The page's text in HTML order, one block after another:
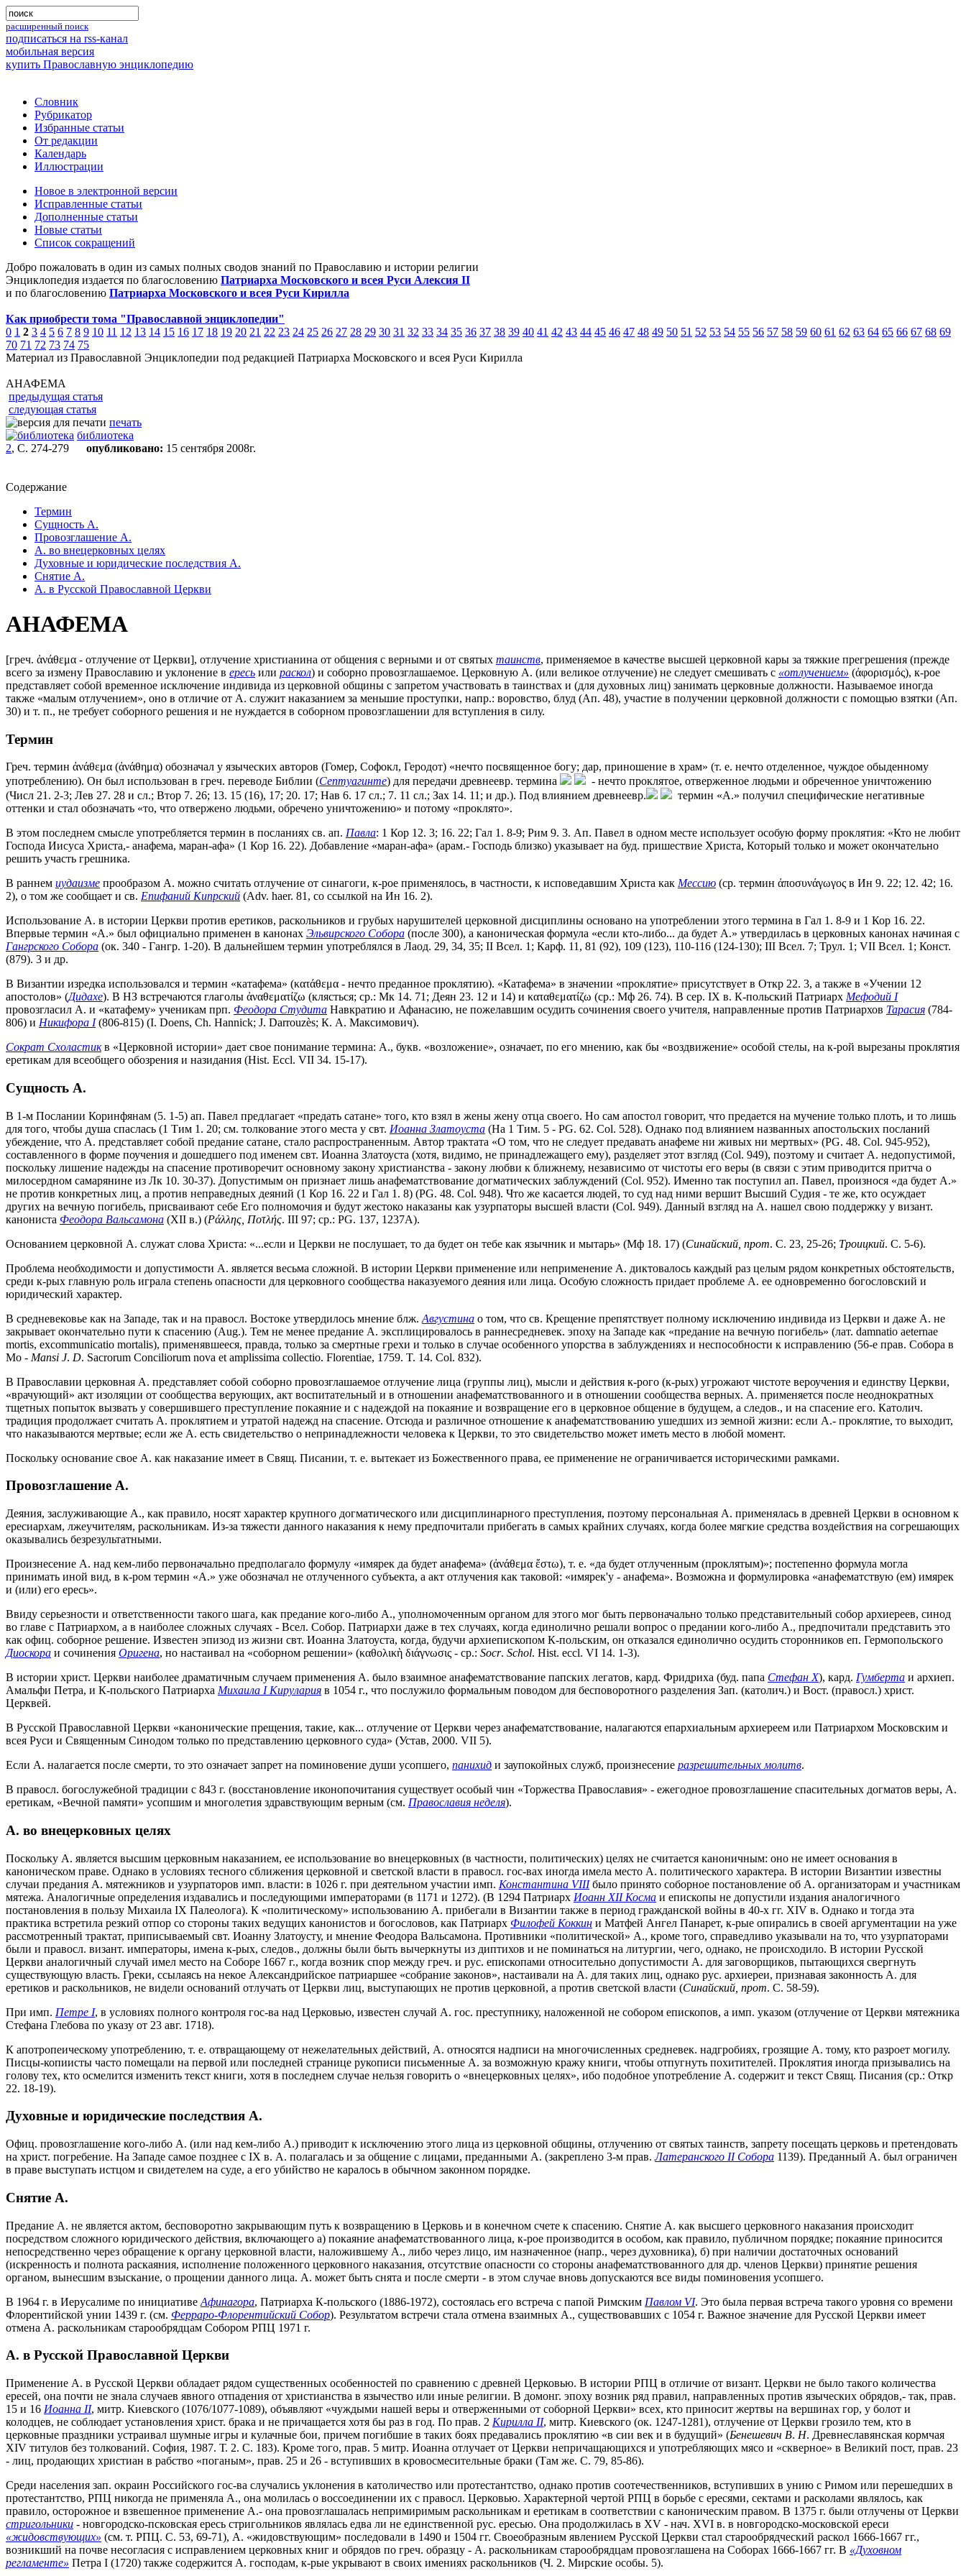
расширенный поиск
подписаться на rss-канал
мобильная версия
купить Православную энциклопедию
Словник
Рубрикатор
Избранные статьи
От редакции
Календарь
Иллюстрации
Новое в электронной версии
Исправленные статьи
Дополненные статьи
Новые статьи
Список сокращений
Добро пожаловать в один из самых полных сводов знаний по Православию и истории религии
Энциклопедия издается по благословению Патриарха Московского и всея Руси Алексия II
и по благословению Патриарха Московского и всея Руси Кирилла
Как приобрести тома "Православной энциклопедии"
0 1 2 3 4 5 6 7 8 9 10 11 12 13 14 15 16 17 18 19 20 21 22 23 24 25 26 27 28 29 30 31 32 33 34 35 36 37 38 39 40 41 42 43 44 45 46 47 48 49 50 51 52 53 54 55 56 57 58 59 60 61 62 63 64 65 66 67 68 69
70 71 72 73 74 75
Материал из Православной Энциклопедии под редакцией Патриарха Московского и всея Руси Кирилла
АНАФЕМА
предыдущая статья
следующая статья
печать
библиотека
2, С. 274-279 опубликовано: 15 сентября 2008г.
Содержание
Термин
Сущность А.
Провозглашение А.
А. во внецерковных целях
Духовные и юридические последствия А.
Снятие А.
А. в Русской Православной Церкви
АНАФЕМА
[греч. ἀνάθεμα - отлучение от Церкви], отлучение христианина от общения с верными и от святых таинств, применяемое в качестве высшей церковной кары за тяжкие прегрешения (прежде
всего за измену Православию и уклонение в ересь или раскол) и соборно провозглашаемое. Церковную А. (или великое отлучение) не следует смешивать с «отлучением» (ἀφορισμός), к-рое
представляет собой временное исключение индивида из церковной общины с запретом участвовать в таинствах и (для духовных лиц) занимать церковные должности. Называемое иногда
также «малым отлучением», оно в отличие от А. служит наказанием за меньшие проступки, напр.: воровство, блуд (Ап. 48), участие в получении церковной должности с помощью взятки (Ап.
30) и т. п., не требует соборного решения и не нуждается в соборном провозглашении для вступления в силу.
Термин
Греч. термин ἀνάθεμα (ἀνάθημα) обозначал у языческих авторов (Гомер, Софокл, Геродот) «нечто посвященное богу; дар, приношение в храм» (т. е. нечто отделенное, чуждое обыденному
употреблению). Он был использован в греч. переводе Библии (Септуагинте) для передачи древнеевр. термина
- нечто проклятое, отверженное людьми и обреченное уничтожению
(Числ 21. 2-3; Лев 27. 28 и сл.; Втор 7. 26; 13. 15 (16), 17; 20. 17; Нав 6. 17 сл.; 7. 11 сл.; Зах 14. 11; и др.). Под влиянием древнеевр.
термин «А.» получил специфические негативные
оттенки и стал обозначать «то, что отвержено людьми, обречено уничтожению» и потому «проклято».
В этом последнем смысле употребляется термин в посланиях св. ап. Павла: 1 Кор 12. 3; 16. 22; Гал 1. 8-9; Рим 9. 3. Ап. Павел в одном месте использует особую форму проклятия: «Кто не любит
Господа Иисуса Христа,- анафема, маран-афа» (1 Кор 16. 22). Добавление «маран-афа» (арам.- Господь близко) указывает на буд. пришествие Христа, Который только и может окончательно
решить участь грешника.
В раннем иудаизме прообразом А. можно считать отлучение от синагоги, к-рое применялось, в частности, к исповедавшим Христа как Мессию (ср. термин ἀποσυνάγωγος в Ин 9. 22; 12. 42; 16.
2), о том же сообщает и св. Епифаний Кипрский (Adv. haer. 81, со ссылкой на Ин 16. 2).
Использование А. в истории Церкви против еретиков, раскольников и грубых нарушителей церковной дисциплины основано на употреблении этого термина в Гал 1. 8-9 и 1 Кор 16. 22.
Впервые термин «А.» был официально применен в канонах Эльвирского Собора (после 300), а каноническая формула «если кто-либо... да будет А.» утвердилась в церковных канонах начиная с
Гангрского Собора (ок. 340 - Гангр. 1-20). В дальнейшем термин употреблялся в Лаод. 29, 34, 35; II Всел. 1; Карф. 11, 81 (92), 109 (123), 110-116 (124-130); III Всел. 7; Трул. 1; VII Всел. 1; Конст.
(879). 3 и др.
В Византии изредка использовался и термин «катафема» (κατάθεμα - нечто преданное проклятию). «Катафема» в значении «проклятие» присутствует в Откр 22. 3, а также в «Учении 12
апостолов» (Дидахе). В НЗ встречаются глаголы ἀναθεματίζω (клясться; ср.: Мк 14. 71; Деян 23. 12 и 14) и καταθεματίζω (ср.: Мф 26. 74). В сер. IX в. К-польский Патриарх Мефодий I
провозгласил А. и «катафему» ученикам прп. Феодора Студита Навкратию и Афанасию, не пожелавшим осудить сочинения своего учителя, направленные против Патриархов Тарасия (784-
806) и Никифора I(806-815) (I. Doens, Ch. Hannick; J. Darrouzès; К. А. Максимович).
Сократ Схоластикв «Церковной истории» дает свое понимание термина: А., букв. «возложение», означает, по его мнению, как бы «воздвижение» особой стелы, на к-рой вырезаны проклятия
еретикам для всеобщего обозрения и назидания (Hist. Eccl. VII 34. 15-17).
Сущность А.
В 1-м Послании Коринфянам (5. 1-5) ап. Павел предлагает «предать сатане» того, кто взял в жены жену отца своего. Но сам апостол говорит, что предается на мучение только плоть, и то лишь
для того, чтобы душа спаслась (1 Тим 1. 20; см. толкование этого места у свт. Иоанна Златоуста (На 1 Тим. 5 - PG. 62. Col. 528). Однако под влиянием названных апостольских посланий
убеждение, что А. представляет собой предание сатане, стало распространенным. Автор трактата «О том, что не следует предавать анафеме ни живых ни мертвых» (PG. 48. Col. 945-952),
составленного в форме поучения и дошедшего под именем свт. Иоанна Златоуста (хотя, видимо, не принадлежащего ему), разделяет этот взгляд (Сol. 949), поэтому и считает А. недопустимой,
поскольку лишение надежды на спасение противоречит основному закону христианства - закону любви к ближнему, независимо от чистоты его веры (в связи с этим приводится притча о
милосердном самарянине из Лк 10. 30-37). Допустимым он признает лишь анафематствование догматических заблуждений (Сol. 952). Именно так поступил ап. Павел, произнося «да будет А.»
не против конкретных лиц, а против неправедных деяний (1 Кор 16. 22 и Гал 1. 8) (PG. 48. Сol. 948). Что же касается людей, то суд над ними вершит Высший Судия - те же, кто осуждает
других на вечную погибель, присваивают себе Его полномочия и будут жестоко наказаны как узурпаторы высшей власти (Сol. 949). Данный взгляд на А. нашел свою поддержку у визант.
канониста Феодора Вальсамона (XII в.) (Ράλλης Ποτλής. III 97; ср.: PG. 137, 1237A).
Основанием церковной А. служат слова Христа: «...если и Церкви не послушает, то да будет он тебе как язычник и мытарь» (Мф 18. 17) (Синайский, прот. С. 23, 25-26; Троицкий. С. 5-6).
Проблема необходимости и допустимости А. является весьма сложной. В истории Церкви применение или неприменение А. диктовалось каждый раз целым рядом конкретных обстоятельств,
среди к-рых главную роль играла степень опасности для церковного сообщества наказуемого деяния или лица. Особую сложность придает проблеме А. ее одновременно богословский и
юридический характер.
В средневековье как на Западе, так и на правосл. Востоке утвердилось мнение блж. Августина о том, что св. Крещение препятствует полному исключению индивида из Церкви и даже А. не
закрывает окончательно пути к спасению (Aug.). Тем не менее предание А. эксплицировалось в раннесредневек. эпоху на Западе как «предание на вечную погибель» (лат. damnatio aeternae
mortis, excommunicatio mortalis), применявшееся, правда, только за смертные грехи и только в случае особенного упорства в заблуждениях и неспособности к исправлению (56-е прав. Собора в
Мо - Mansi J. D. Sacrorum Conciliorum nova et amplissima collectio. Florentiae, 1759. T. 14. Col. 832).
В Православии церковная А. представляет собой соборно провозглашаемое отлучение лица (группы лиц), мысли и действия к-рого (к-рых) угрожают чистоте вероучения и единству Церкви,
«врачующий» акт изоляции от сообщества верующих, акт воспитательный и в отношении анафематствованного и в отношении сообщества верных. А. применяется после неоднократных
тщетных попыток вызвать у совершившего преступление покаяние и с надеждой на покаяние и возвращение его в церковное общение в будущем, а следов., и на спасение его. Католич.
традиция продолжает считать А. проклятием и утратой надежд на спасение. Отсюда и различное отношение к анафематствованию ушедших из земной жизни: если А.- проклятие, то выходит,
что наказываются мертвые; если же А. есть свидетельство о непринадлежности человека к Церкви, то это свидетельство может иметь место в любой момент.
Поскольку основание свое А. как наказание имеет в Свящ. Писании, т. е. вытекает из Божественного права, ее применение не ограничивается историческими рамками.
Провозглашение А.
Деяния, заслуживающие А., как правило, носят характер крупного догматического или дисциплинарного преступления, поэтому персональная А. применялась в древней Церкви в основном к
ересиархам, лжеучителям, раскольникам. Из-за тяжести данного наказания к нему предпочитали прибегать в самых крайних случаях, когда более мягкие средства воздействия на согрешающих
оказывались безрезультатными.
Произнесение А. над кем-либо первоначально предполагало формулу «имярек да будет анафема» (ἀνάθεμα ἔστω), т. е. «да будет отлученным (проклятым)»; постепенно формула могла
принимать иной вид, в к-ром термин «А.» уже обозначал не отлученного субъекта, а акт отлучения как таковой: «имярек'у - анафема». Возможна и формулировка «анафематствую (ем) имярек
и (или) его ересь».
Ввиду серьезности и ответственности такого шага, как предание кого-либо А., уполномоченным органом для этого мог быть первоначально только представительный собор архиереев, синод
во главе с Патриархом, а в наиболее сложных случаях - Всел. Собор. Патриархи даже в тех случаях, когда единолично решали вопрос о предании кого-либо А., предпочитали представить это
как офиц. соборное решение. Известен эпизод из жизни свт. Иоанна Златоуста, когда, будучи архиепископом К-польским, он отказался единолично осудить сторонников еп. Гермопольского
Диоскора и сочинения Оригена, но настаивал на «соборном решении» (καθολικὴ διάγνωσις - ср.: Socr. Schol. Hist. eccl. VI 14. 1-3).
В истории христ. Церкви наиболее драматичным случаем применения А. было взаимное анафематствование папских легатов, кард. Фридриха (буд. папа Стефан X), кард. Гумберта и архиеп.
Амальфи Петра, и К-польского Патриарха Михаила I Кирулария в 1054 г., что послужило формальным поводом для бесповоротного разделения Зап. (католич.) и Вост. (правосл.) христ.
Церквей.
В Русской Православной Церкви «канонические прещения, такие, как... отлучение от Церкви через анафематствование, налагаются епархиальным архиереем или Патриархом Московским и
всея Руси и Священным Синодом только по представлению церковного суда» (Устав, 2000. VII 5).
Если А. налагается после смерти, то это означает запрет на поминовение души усопшего, панихид и заупокойных служб, произнесение разрешительных молитв.
В правосл. богослужебной традиции с 843 г. (восстановление иконопочитания существует особый чин «Торжества Православия» - ежегодное провозглашение спасительных догматов веры, А.
еретикам, «Вечной памяти» усопшим и многолетия здравствующим верным (см. Православия неделя).
А. во внецерковных целях
Поскольку А. является высшим церковным наказанием, ее использование во внецерковных (в частности, политических) целях не считается каноничным: оно не имеет основания в
каноническом праве. Однако в условиях тесного сближения церковной и светской власти в правосл. гос-вах иногда имела место А. политического характера. В истории Византии известны
случаи предания А. мятежников и узурпаторов имп. власти: в 1026 г. при деятельном участии имп. Константина VIIIбыло принято соборное постановление об А. организаторам и участникам
мятежа. Аналогичные определения издавались и последующими императорами (в 1171 и 1272). (В 1294 Патриарх Иоанн XII Косма и епископы не допустили издания аналогичного
постановления в пользу Михаила IX Палеолога). К «политическому» использованию А. прибегали в Византии также в период гражданской войны в 40-х гг. XIV в. Однако и тогда эта
практика встретила резкий отпор со стороны таких ведущих канонистов и богословов, как Патриарх Филофей Коккин и Матфей Ангел Панарет, к-рые опирались в своей аргументации на уже
рассмотренный трактат, приписываемый свт. Иоанну Златоусту, и мнение Феодора Вальсамона. Противники «политической» А., кроме того, справедливо указывали на то, что узурпаторами
были и правосл. визант. императоры, имена к-рых, следов., должны были быть вычеркнуты из диптихов и не поминаться на литургии, чего, однако, не происходило. В истории Русской
Церкви аналогичный случай имел место на Соборе 1667 г., когда возник спор между греч. и рус. епископами относительно допустимости А. для заговорщиков, пытающихся свергнуть
существующую власть. Греки, ссылаясь на некое Александрийское патриаршее «собрание законов», настаивали на А. для таких лиц, однако рус. архиереи, признавая законность А. для
еретиков и раскольников, не видели оснований отлучать от Церкви лиц, выступающих не против церковной, а против светской власти (Синайский, прот. С. 58-59).
При имп. Петре I, в условиях полного контроля гос-ва над Церковью, известен случай А. гос. преступнику, наложенной не собором епископов, а имп. указом (отлучение от Церкви мятежника
Стефана Глебова по указу от 23 авг. 1718).
К апотропеическому употреблению, т. е. отвращающему от нежелательных действий, А. относятся надписи на многочисленных средневек. надгробиях, грозящие А. тому, кто разроет могилу.
Писцы-копиисты часто помещали на первой или последней странице рукописи письменные А. за возможную кражу книги, чтобы отпугнуть похитителей. Проклятия иногда призывались на
голову тех, кто осмелится изменить текст книги, хотя в последнем случае нельзя говорить о «внецерковных целях», ибо подобное употребление А. содержит и текст Свящ. Писания (ср.: Откр
22. 18-19).
Духовные и юридические последствия А.
Офиц. провозглашение кого-либо А. (или над кем-либо А.) приводит к исключению этого лица из церковной общины, отлучению от святых таинств, запрету посещать церковь и претендовать
на христ. погребение. На Западе самое позднее с IX в. А. полагалась и за общение с лицами, преданными А. (закреплено 3-м прав.Латеранского II Собора 1139). Преданный А. был ограничен
в праве выступать истцом и свидетелем на суде, а его убийство не каралось в обычном законном порядке.
Снятие А.
Предание А. не является актом, бесповоротно закрывающим путь к возвращению в Церковь и в конечном счете к спасению. Снятие А. как высшего церковного наказания происходит
посредством сложного юридического действия, включающего а) покаяние анафематствованного лица, к-рое производится в особом, как правило, публичном порядке; покаяние приносится
непосредственно через обращение к органу церковной власти, наложившему А., либо через лицо, им назначенное (напр., через духовника), б) при наличии достаточных оснований
(искренность и полнота раскаяния, исполнение положенного церковного наказания, отсутствие опасности со стороны анафематствованного для др. членов Церкви) принятие решения
органом, вынесшим взыскание, о прощении данного лица. А. может быть снята и после смерти - в этом случае вновь допускаются все виды поминовения усопшего.
В 1964 г. в Иерусалиме по инициативе Афинагора, Патриарха К-польского (1886-1972), состоялась его встреча с папой Римским Павлом VI. Это была первая встреча такого уровня со времени
Флорентийской унии 1439 г. (см. Ферраро-Флорентийский Собор). Результатом встречи стала отмена взаимных А., существовавших с 1054 г. Важное значение для Русской Церкви имеет
отмена А. раскольникам старообрядцам Собором РПЦ 1971 г.
А. в Русской Православной Церкви
Применение А. в Русской Церкви обладает рядом существенных особенностей по сравнению с древней Церковью. В истории РПЦ в отличие от визант. Церкви не было такого количества
ересей, она почти не знала случаев явного отпадения от христианства в язычество или иные религии. В домонг. эпоху возник ряд правил, направленных против языческих обрядов,- так, прав.
15 и 16 Иоанна II, митр. Киевского (1076/1077-1089), объявляют «чуждыми нашей веры и отверженными от соборной Церкви» всех, кто приносит жертвы на вершинах гор, у болот и
колодцев, не соблюдает установления христ. брака и не причащается хотя бы раз в год. По прав. 2 Кирилла II, митр. Киевского (ок. 1247-1281), отлучение от Церкви грозило тем, кто в
церковные праздники устраивал шумные игры и кулачные бои, причем погибшие в таких боях предавались проклятию «в сии век и в будущий» (Бенешевич В. Н. Древнеславянская кормчая
XIV титулов без толкований. София, 1987. Т. 2. С. 183). Кроме того, прав. 5 митр. Иоанна отлучает от Церкви непричащающихся и употребляющих мясо и «скверное» в Великий пост, прав. 23
- лиц, продающих христиан в рабство «поганым», прав. 25 и 26 - вступивших в кровосмесительные браки (Там же. С. 79, 85-86).
Среди населения зап. окраин Российского гос-ва случались уклонения в католичество или протестантство, однако против соотечественников, вступивших в унию с Римом или перешедших в
протестантство, РПЦ никогда не применяла А., она молилась о воссоединении их с правосл. Церковью. Характерной чертой РПЦ в борьбе с ересями, сектами и расколами являлось, как
правило, осторожное и взвешенное применение А.- она провозглашалась непримиримым раскольникам и еретикам в соответствии с каноническим правом. В 1375 г. были отлучены от Церкви
стригольники - новгородско-псковская ересь стригольников являлась едва ли не единственной рус. ересью. Она продолжилась в XV - нач. XVI в. в новгородско-московской ереси
«жидовствующих» (см. т. РПЦ. С. 53, 69-71), А. «жидовствующим» последовали в 1490 и 1504 гг. Своеобразным явлением Русской Церкви стал старообрядческий раскол 1666-1667 гг.,
возникший на почве несогласия с исправлением церковных книг и обрядов по греч. образцу - А. раскольникам старообрядцам провозглашена на Соборах 1666-1667 гг. В «Духовном
регламенте» Петра I (1720) также содержится А. господам, к-рые укрывают в своих имениях раскольников (Ч. 2. Мирские особы. 5).